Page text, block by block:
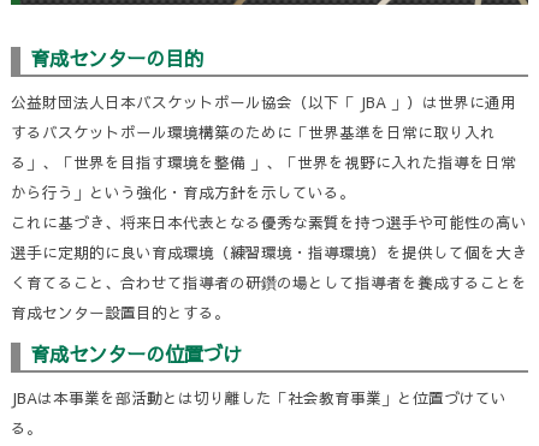
育成センターの目的
公益財団法人日本バスケットボール協会（以下「 JBA 」）は世界に通用
するバスケットボール環境構築のために「世界基準を日常に取り入れ
る」、「世界を目指す環境を整備 」、「世界を視野に入れた指導を日常
から行う」という強化・育成方針を示している。
これに基づき、将来日本代表となる優秀な素質を持つ選手や可能性の高い
選手に定期的に良い育成環境（練習環境・指導環境）を提供して個を大き
く育てること、合わせて指導者の研鑽の場として指導者を養成することを
育成センター設置目的とする。
育成センターの位置づけ
JBAは本事業を部活動とは切り離した「社会教育事業」と位置づけてい
る。